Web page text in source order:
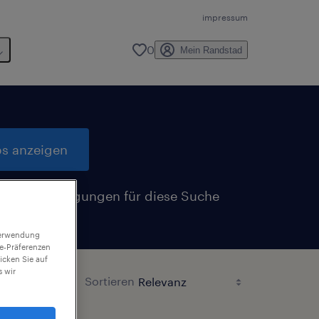
impressum
0 Mein Randstad
anzeigen
Benachrichtigungen für diese Suche
Sortieren
Präferenzen
Sie auf
wir